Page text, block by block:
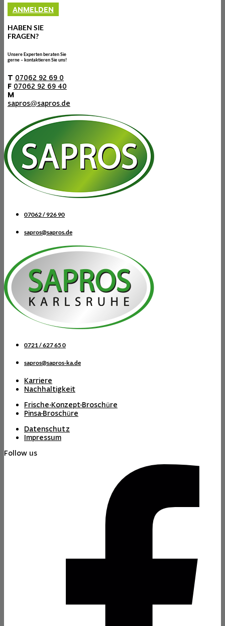
ANMELDEN
HABEN SIE
FRAGEN?
Unsere Experten beraten Sie
gerne – kontaktieren Sie uns!
T 07062 92 69 0
F 07062 92 69 40
M
sapros@sapros.de
07062 / 926 90
sapros@sapros.de
0721 / 627 65 0
sapros@sapros-ka.de
Karriere
Nachhaltigkeit
Frische-Konzept-Broschüre
Pinsa-Broschüre
Datenschutz
Impressum
Follow us